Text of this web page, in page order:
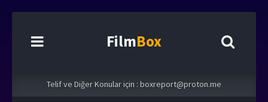
FilmBox
Telif ve Diğer Konular için : boxreport@proton.me